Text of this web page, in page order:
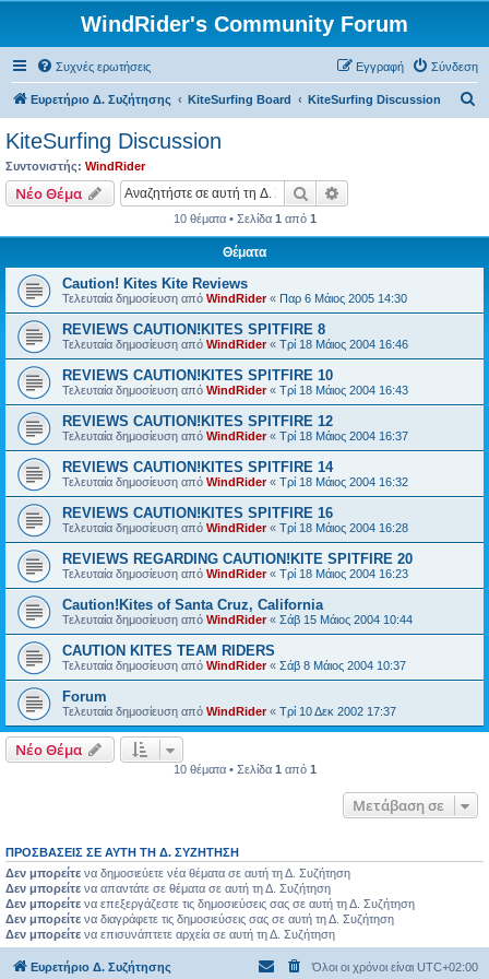
WindRider's Community Forum
Συχνές ερωτήσεις Σύνδεση
Εγγραφή
Ευρετήριο Δ. Συζήτησης KiteSurfing Board KiteSurfing Discussion
KiteSurfing Discussion
Συντονιστής: WindRider
Νέο Θέμα Αναζήτηση
10 θέματα • Σελίδα 1 από 1
Θέματα
Caution! Kites Kite Reviews
Τελευταία δημοσίευση από WindRider« Παρ 6 Μάιος 2005 14:30
REVIEWS CAUTION!KITES SPITFIRE 8
Τελευταία δημοσίευση από WindRider« Τρί 18 Μάιος 2004 16:46
REVIEWS CAUTION!KITES SPITFIRE 10
Τελευταία δημοσίευση από WindRider« Τρί 18 Μάιος 2004 16:43
REVIEWS CAUTION!KITES SPITFIRE 12
Τελευταία δημοσίευση από WindRider« Τρί 18 Μάιος 2004 16:37
REVIEWS CAUTION!KITES SPITFIRE 14
Τελευταία δημοσίευση από WindRider« Τρί 18 Μάιος 2004 16:32
REVIEWS CAUTION!KITES SPITFIRE 16
Τελευταία δημοσίευση από WindRider« Τρί 18 Μάιος 2004 16:28
REVIEWS REGARDING CAUTION!KITE SPITFIRE 20
Τελευταία δημοσίευση από WindRider« Τρί 18 Μάιος 2004 16:23
Caution!Kites of Santa Cruz, California
Τελευταία δημοσίευση από WindRider« Σάβ 15 Μάιος 2004 10:44
CAUTION KITES TEAM RIDERS
Τελευταία δημοσίευση από WindRider« Σάβ 8 Μάιος 2004 10:37
Forum
Τελευταία δημοσίευση από WindRider« Τρί 10 Δεκ 2002 17:37
Νέο Θέμα
10 θέματα • Σελίδα 1 από 1
Μετάβαση σε
ΠΡΟΣΒΆΣΕΙΣ ΣΕ ΑΥΤΉ ΤΗ Δ. ΣΥΖΉΤΗΣΗ
Δεν μπορείτε να δημοσιεύετε νέα θέματα σε αυτή τη Δ. Συζήτηση
Δεν μπορείτε να απαντάτε σε θέματα σε αυτή τη Δ. Συζήτηση
Δεν μπορείτε να επεξεργάζεστε τις δημοσιεύσεις σας σε αυτή τη Δ. Συζήτηση
Δεν μπορείτε να διαγράφετε τις δημοσιεύσεις σας σε αυτή τη Δ. Συζήτηση
Δεν μπορείτε να επισυνάπτετε αρχεία σε αυτή τη Δ. Συζήτηση
Ευρετήριο Δ. Συζήτησης Όλοι οι χρόνοι είναι UTC+02:00